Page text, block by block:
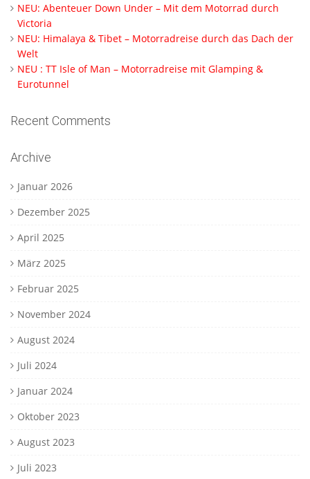
NEU: Abenteuer Down Under – Mit dem Motorrad durch
Victoria
NEU: Himalaya & Tibet – Motorradreise durch das Dach der
Welt
NEU : TT Isle of Man – Motorradreise mit Glamping &
Eurotunnel
Recent Comments
Archive
Januar 2026
Dezember 2025
April 2025
März 2025
Februar 2025
November 2024
August 2024
Juli 2024
Januar 2024
Oktober 2023
August 2023
Juli 2023